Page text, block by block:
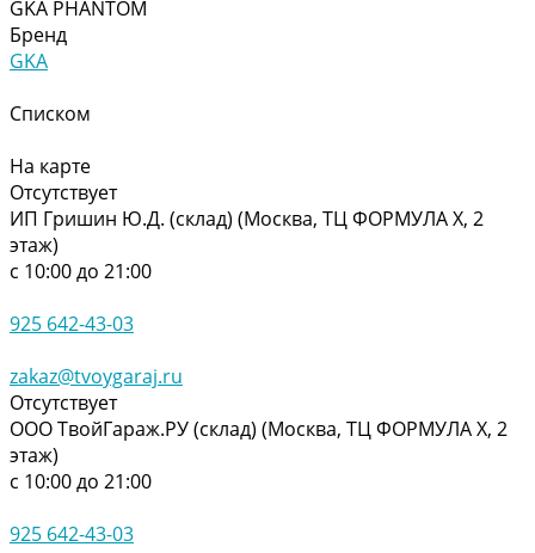
GKA PHANTOM
Бренд
GKA
Списком
На карте
Отсутствует
ИП Гришин Ю.Д. (склад) (Москва, ТЦ ФОРМУЛА Х, 2
этаж)
с 10:00 до 21:00
925 642-43-03
zakaz@tvoygaraj.ru
Отсутствует
ООО ТвойГараж.РУ (склад) (Москва, ТЦ ФОРМУЛА Х, 2
этаж)
с 10:00 до 21:00
925 642-43-03